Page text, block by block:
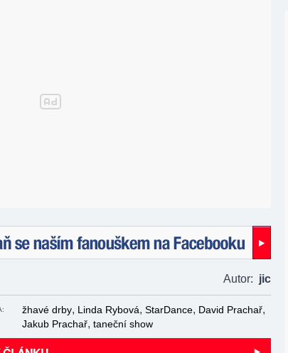
Autor: jic
žhavé drby, Linda Rybová, StarDance, David Prachař,
Jakub Prachař, taneční show